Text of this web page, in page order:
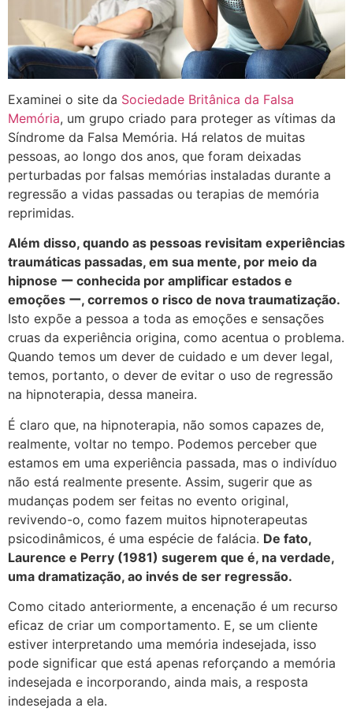
Examinei o site da Sociedade Britânica da Falsa
Memória, um grupo criado para proteger as vítimas da
Síndrome da Falsa Memória. Há relatos de muitas
pessoas, ao longo dos anos, que foram deixadas
perturbadas por falsas memórias instaladas durante a
regressão a vidas passadas ou terapias de memória
reprimidas.
Além disso, quando as pessoas revisitam experiências
traumáticas passadas, em sua mente, por meio da
hipnose ー conhecida por amplificar estados e
emoções ー, corremos o risco de nova traumatização.
Isto expõe a pessoa a toda as emoções e sensações
cruas da experiência origina, como acentua o problema.
Quando temos um dever de cuidado e um dever legal,
temos, portanto, o dever de evitar o uso de regressão
na hipnoterapia, dessa maneira.
É claro que, na hipnoterapia, não somos capazes de,
realmente, voltar no tempo. Podemos perceber que
estamos em uma experiência passada, mas o indivíduo
não está realmente presente. Assim, sugerir que as
mudanças podem ser feitas no evento original,
revivendo-o, como fazem muitos hipnoterapeutas
psicodinâmicos, é uma espécie de falácia. De fato,
Laurence e Perry (1981) sugerem que é, na verdade,
uma dramatização, ao invés de ser regressão.
Como citado anteriormente, a encenação é um recurso
eficaz de criar um comportamento. E, se um cliente
estiver interpretando uma memória indesejada, isso
pode significar que está apenas reforçando a memória
indesejada e incorporando, ainda mais, a resposta
indesejada a ela.